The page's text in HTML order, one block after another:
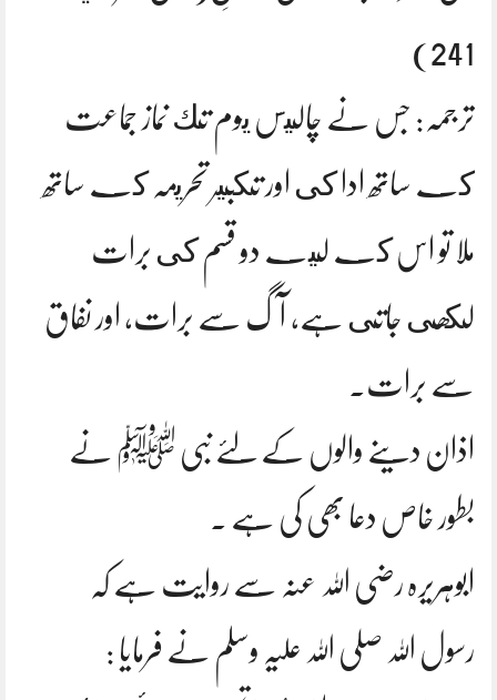
241)
ترجمہ: جس نے چاليس يوم تك نماز جماعت
كے ساتھ ادا كى اور تكبير تحريمہ كے ساتھ
ملا تو اس كے ليے دو قسم كى برات
لكھى جاتى ہے، آگ سے برات، اور نفاق
سے برات۔
اذان دینے والوں کے لئے نبی ﷺ نے
بطور خاص دعا بھی کی ہے ۔
ابوہریرہ رضی اللہ عنہ سے روایت ہے کہ
رسول اللہ صلی اللہ علیہ وسلم نے فرمایا :